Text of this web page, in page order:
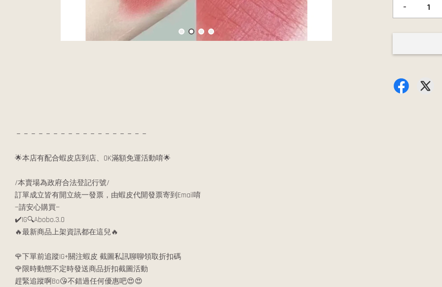
-
－－－－－－－－－－－－－－－－－－
🌟本店有配合蝦皮店到店、OK滿額免運活動唷🌟
/本賣場為政府合法登記行號/
訂單成立皆有開立統一發票，由蝦皮代開發票寄到Email唷
—請安心購買—
✔️IG🔍Abobo.3.0
🔥最新商品上架資訊都在這兒🔥
🌹下單前追蹤IG+關注蝦皮 截圖私訊聊聊領取折扣碼
🌹限時動態不定時發送商品折扣截圖活動
趕緊追蹤啊Bo😘不錯過任何優惠吧😍😍